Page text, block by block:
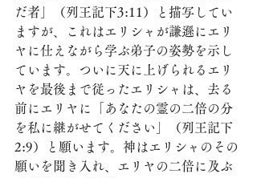
だ者」（列王記下3:11）と描写してい
ますが、これはエリシャが謙遜にエリ
ヤに仕えながら学ぶ弟子の姿勢を示し
ています。ついに天に上げられるエリ
ヤを最後まで従ったエリシャは、去る
前にエリヤに「あなたの霊の二倍の分
を私に継がせてください」（列王記下
2:9）と願います。神はエリシャのその
願いを聞き入れ、エリヤの二倍に及ぶ